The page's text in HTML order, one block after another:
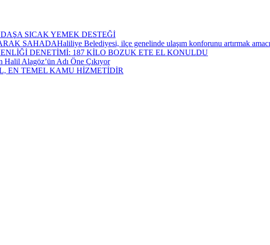
SICAK YEMEK DESTEĞİ
Belediyesi, ilçe genelinde ulaşım konforunu artırmak amacıyla
DENETİMİ: 187 KİLO BOZUK ETE EL KONULDU
Halil Alagöz’ün Adı Öne Çıkıyor
EN TEMEL KAMU HİZMETİDİR